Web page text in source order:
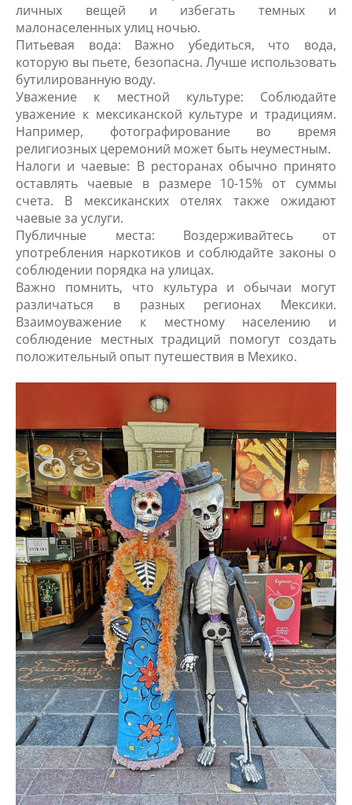
личных вещей и избегать темных и
малонаселенных улиц ночью.
Питьевая вода: Важно убедиться, что вода,
которую вы пьете, безопасна. Лучше использовать
бутилированную воду.
Уважение к местной культуре: Соблюдайте
уважение к мексиканской культуре и традициям.
Например, фотографирование во время
религиозных церемоний может быть неуместным.
Налоги и чаевые: В ресторанах обычно принято
оставлять чаевые в размере 10-15% от суммы
счета. В мексиканских отелях также ожидают
чаевые за услуги.
Публичные места: Воздерживайтесь от
употребления наркотиков и соблюдайте законы о
соблюдении порядка на улицах.
Важно помнить, что культура и обычаи могут
различаться в разных регионах Мексики.
Взаимоуважение к местному населению и
соблюдение местных традиций помогут создать
положительный опыт путешествия в Мехико.